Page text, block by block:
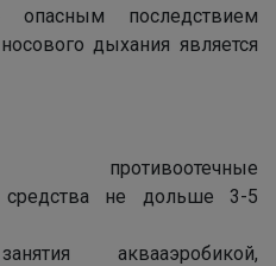
последствием
дыхания является
противоотечные
средства не дольше 3-5
аквааэробикой,